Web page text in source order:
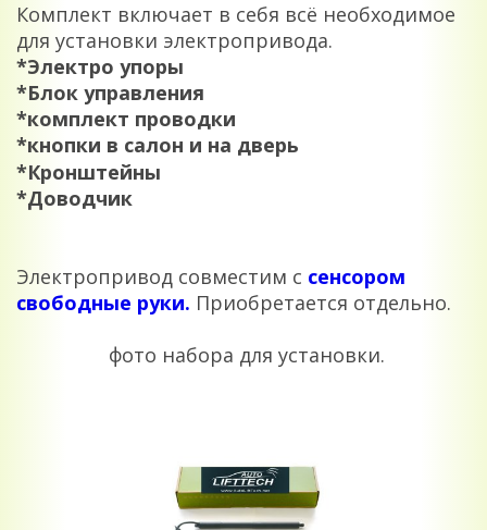
Комплект включает в себя всё необходимое
для установки электропривода.
*Электро упоры
*Блок управления
*комплект проводки
*кнопки в салон и на дверь
*Кронштейны
*Доводчик
Электропривод совместим с сенсором
свободные руки. Приобретается отдельно.
фото набора для установки.